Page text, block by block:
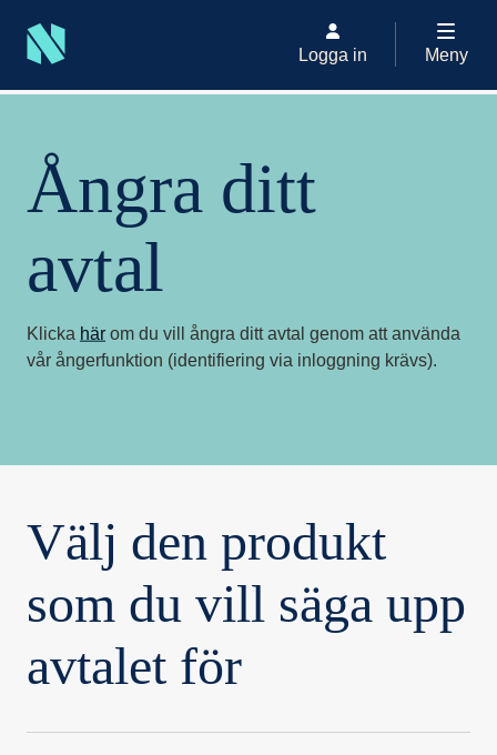
Logga in Meny
Om Nordax Ångra ditt avtal
Ångra ditt
avtal
Klicka här om du vill ångra ditt avtal genom att använda
vår ångerfunktion (identifiering via inloggning krävs).
Välj den produkt
som du vill säga upp
avtalet för